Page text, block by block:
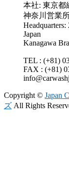
本社: 東京都
神奈川営業
Japan
Kanagawa
TEL : (+81)
FAX : (+81)
Copyright © Japan
ズ All Rights